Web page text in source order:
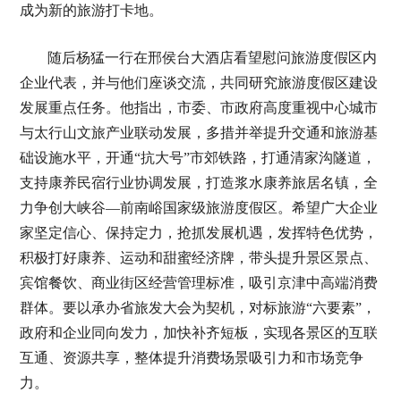
成为新的旅游打卡地。
随后杨猛一行在邢侯台大酒店看望慰问旅游度假区内
企业代表，并与他们座谈交流，共同研究旅游度假区建设
发展重点任务。他指出，市委、市政府高度重视中心城市
与太行山文旅产业联动发展，多措并举提升交通和旅游基
础设施水平，开通“抗大号”市郊铁路，打通清家沟隧道，
支持康养民宿行业协调发展，打造浆水康养旅居名镇，全
力争创大峡谷—前南峪国家级旅游度假区。希望广大企业
家坚定信心、保持定力，抢抓发展机遇，发挥特色优势，
积极打好康养、运动和甜蜜经济牌，带头提升景区景点、
宾馆餐饮、商业街区经营管理标准，吸引京津中高端消费
群体。要以承办省旅发大会为契机，对标旅游“六要素”，
政府和企业同向发力，加快补齐短板，实现各景区的互联
互通、资源共享，整体提升消费场景吸引力和市场竞争
力。